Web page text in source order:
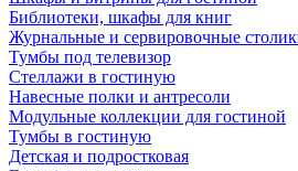
Библиотеки, шкафы для книг
Журнальные и сервировочные
Тумбы под телевизор
Стеллажи в гостиную
Навесные полки и антресоли
Модульные коллекции для гостиной
Тумбы в гостиную
Детская и подростковая